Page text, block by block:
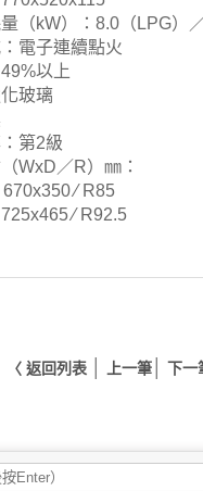
（kW）：8.0（LPG）
電子連續點火
以上
玻璃
第2級
WxD／R）㎜：
670x350 ∕ R85
725x465 ∕ R92.5
〈 返回列表 上一筆 下一